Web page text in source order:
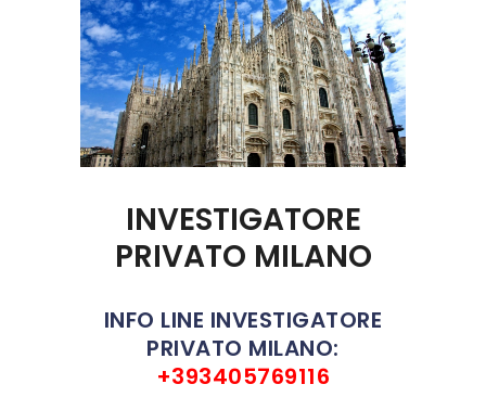
INVESTIGATORE
PRIVATO MILANO
INFO LINE INVESTIGATORE
PRIVATO MILANO:
+393405769116